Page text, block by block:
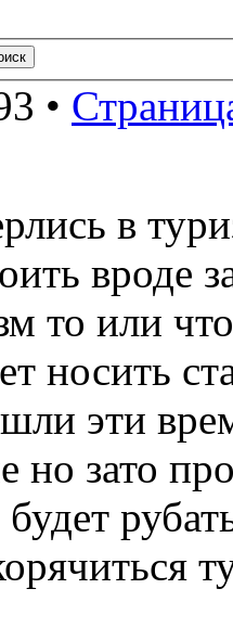
•
в
вроде
то или
носить
эти
но зато